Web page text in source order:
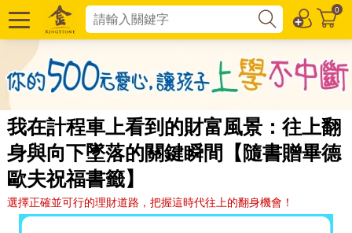
0
我在計程車上看到的財富風景：往上翻
身與向下墜落的關鍵瞬間【隨書贈畢德
歐夫祝福書籤】
選擇正確並可行的理財道路，把握這時代往上的翻身機會！